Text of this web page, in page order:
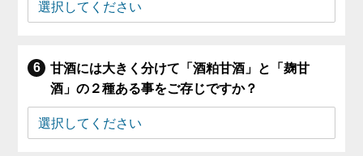
甘酒には大きく分けて「酒粕甘酒」と「麹甘
酒」の２種ある事をご存じですか？